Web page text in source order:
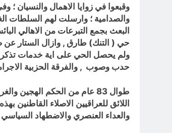
وقبعوا في زوايا الاهمال والنسيان ؛
والصدامية ؛ وارسلت لهم السلطات
البعث بجمع التبرعات من الاهالي
حي ( التنك) طارق , وازال الستار
ولم يحصل الحي على اية خدمات تذكر
حدب وصوب , والفرقة الحزبية
طوال 83 عام من الحكم الهجين والغريب والحاقد – من عام 1920 و الى 2003 – ؛ عجزت جميع الحكومات الملكية والجمهورية
اللائق للعراقيين الاصلاء القاطنين
والعداء العنصري والاضطهاد